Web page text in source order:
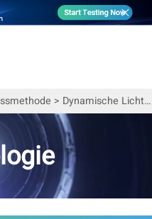
> Dynamische Lichtstreuung